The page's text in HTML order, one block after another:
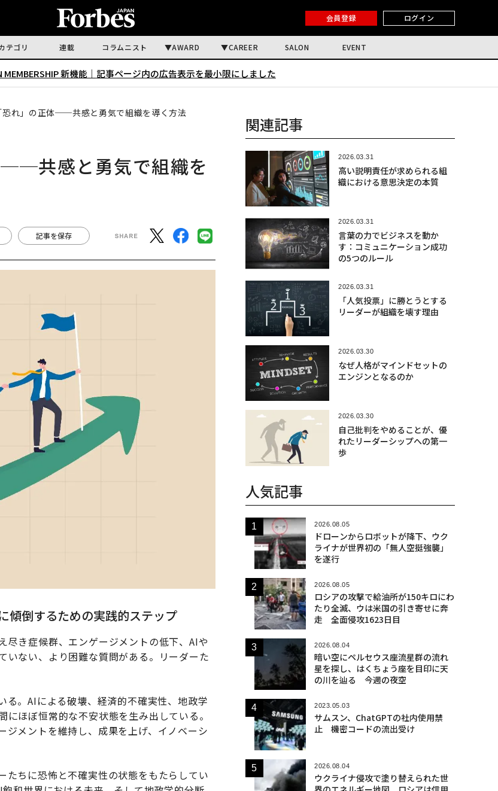
会員登録 ログイン
テゴリ 連載 コラムニスト AWARD CAREER SALON EVENT
新機能｜ 記事ページ内の広告表示を最小限にしました
恐れ」の正体──共感と勇気で組織を導く方法
──共感と勇気で組織を
記事を保存
傾倒するための実践的ステップ
き症候群、エンゲージメントの低下、AIや
いない、より困難な質問がある。リーダーた
。AIによる破壊、経済的不確実性、地政学
ほぼ恒常的な不安状態を生み出している。
メントを維持し、成果を上げ、イノベーシ
たちに恐怖と不確実性の状態をもたらしてい
関連記事
2026.03.31
高い説明責任が求められる組
織における意思決定の本質
2026.03.31
言葉の力でビジネスを動か
す：コミュニケーション成功
の5つのルール
2026.03.31
「人気投票」に勝とうとする
リーダーが組織を壊す理由
2026.03.30
なぜ人格がマインドセットの
エンジンとなるのか
2026.03.30
自己批判をやめることが、優
れたリーダーシップへの第一
歩
人気記事
2026.08.05
ドローンからロボットが降下、ウク
ライナが世界初の「無人空挺強襲」
を遂行
2026.08.05
ロシアの攻撃で給油所が150キロにわ
たり全滅、ウは米国の引き寄せに奔
走 全面侵攻1623日目
2026.08.04
暗い空にペルセウス座流星群の流れ
星を探し、はくちょう座を目印に天
の川を辿る 今週の夜空
2023.05.03
サムスン、ChatGPTの社内使用禁
止 機密コードの流出受け
2026.08.04
ウクライナ侵攻で塗り替えられた世